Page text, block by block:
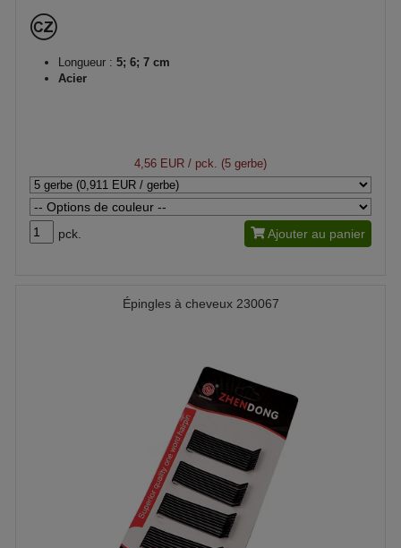
Longueur : 5; 6; 7 cm
Acier
4,56 EUR / pck. (5 gerbe)
pck. Ajouter au panier
Épingles à cheveux 230067